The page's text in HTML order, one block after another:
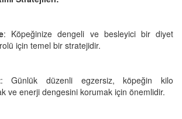
: Köpeğinize dengeli ve besleyici bir diyet
için temel bir stratejidir.
: Günlük düzenli egzersiz, köpeğin kilo
ve enerji dengesini korumak için önemlidir.